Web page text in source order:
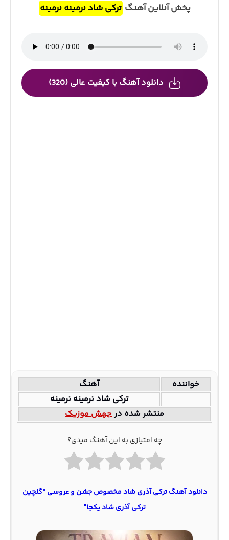
پخش آنلاین آهنگ ترکی شاد نرمینه نرمینه
دانلود آهنگ با کیفیت عالی (320)
خواننده
آهنگ
ترکی شاد نرمینه نرمینه
منتشر شده درجهش موزیک
چه امتیازی به این آهنگ میدی؟
دانلود آهنگ ترکی آذری شاد مخصوص جشن و عروسی “گلچین
ترکی آذری شاد یکجا”